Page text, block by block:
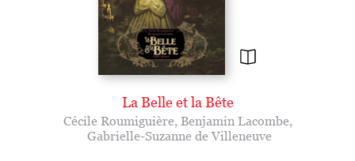
La Belle et la Bête
Cécile Roumiguière, Benjamin Lacombe,
Gabrielle-Suzanne de Villeneuve